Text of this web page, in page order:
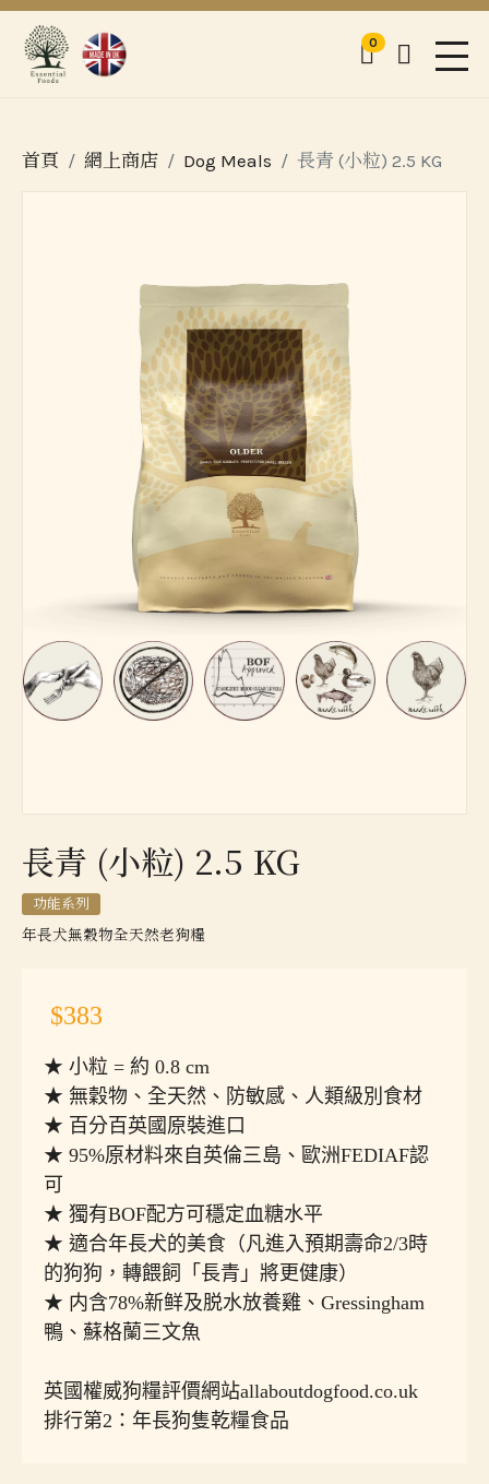
購物車
0 登入
首頁 網上商店 Dog Meals 長青 (小粒) 2.5 KG
長青 (小粒) 2.5 KG
功能系列
年長犬無穀物全天然老狗糧
$383
★ 小粒 = 約 0.8 cm
★ 無穀物、全天然、防敏感、人類級別食材
★ 百分百英國原裝進口
★ 95%原材料來自英倫三島、歐洲FEDIAF認
可
★ 獨有BOF配方可穩定血糖水平
★ 適合年長犬的美食（凡進入預期壽命2/3時
的狗狗，轉餵飼「長青」將更健康）
★ 内含78%新鲜及脱水放養雞、Gressingham
鴨、蘇格蘭三文魚
英國權威狗糧評價網站allaboutdogfood.co.uk
排行第2：年長狗隻乾糧食品